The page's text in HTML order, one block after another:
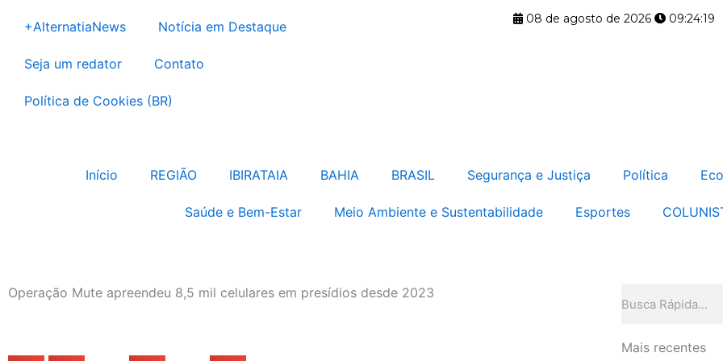
para
conteúdo
+AlternatiaNews Notícia em Destaque
Seja um redator Contato
Política de Cookies (BR)
08 de agosto de 2026 09:24:19
Início REGIÃO IBIRATAIA BAHIA BRASIL Segurança e Justiça Política
Saúde e Bem-Estar Meio Ambiente e Sustentabilidade Esportes
Operação Mute apreendeu 8,5 mil celulares em presídios desde 2023
Mais recentes